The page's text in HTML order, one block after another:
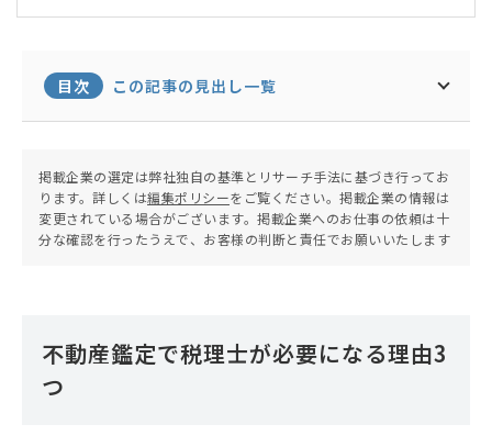
ライアントは全国に。
目次 この記事の見出し一覧
掲載企業の選定は弊社独自の基準とリサーチ手法に基づき行ってお
ります。詳しくは編集ポリシーをご覧ください。掲載企業の情報は
変更されている場合がございます。掲載企業へのお仕事の依頼は十
分な確認を行ったうえで、お客様の判断と責任でお願いいたします
不動産鑑定で税理士が必要になる理由3
つ